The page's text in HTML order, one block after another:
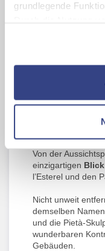
grundlegende
zusätzliche Dienste
nutzen und uns
ermöglichen, dabei
Datenschutzseite
Mit Klick auf "Alles
Verwendung der
Webseiten zu.
Der 103 Meter
zählt zu den
Mittelmeerküste.
errichtet, hat 116
Von der
einzigartigen
l’Esterel und den
Nicht unweit
demselben
und die Pietà-
wunderbaren
Gebäuden.